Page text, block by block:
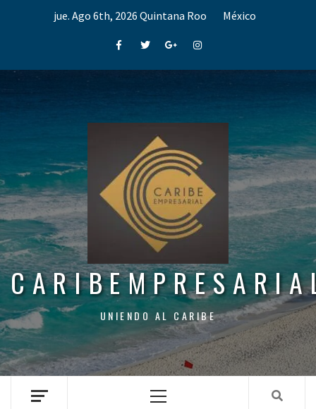
jue. Ago 6th, 2026 Quintana Roo México
FacebookTwitterGoogle+Instagram
UNIENDO AL CARIBE
Menu